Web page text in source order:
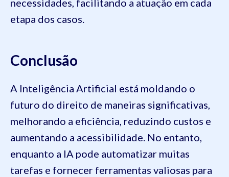
necessidades, facilitando a atuação em cada
etapa dos casos.
Conclusão
A Inteligência Artificial está moldando o
futuro do direito de maneiras significativas,
melhorando a eficiência, reduzindo custos e
aumentando a acessibilidade. No entanto,
enquanto a IA pode automatizar muitas
tarefas e fornecer ferramentas valiosas para